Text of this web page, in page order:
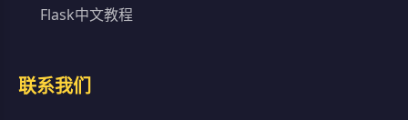
Flask中文教程
联系我们